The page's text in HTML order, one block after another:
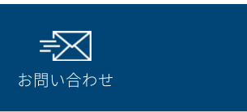
お問い合わせ